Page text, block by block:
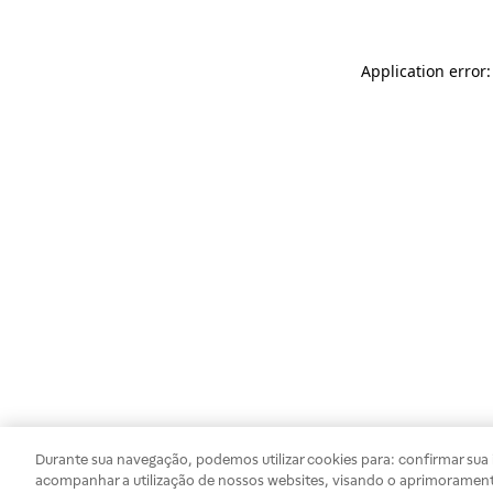
Application
Durante sua navegação, podemos utilizar cookies para: confirmar
acompanhar a utilização de nossos websites, visando o